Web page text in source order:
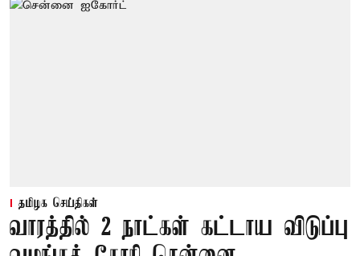
தமிழக செய்திகள்
வாரத்தில் 2 நாட்கள் கட்டாய விடுப்பு